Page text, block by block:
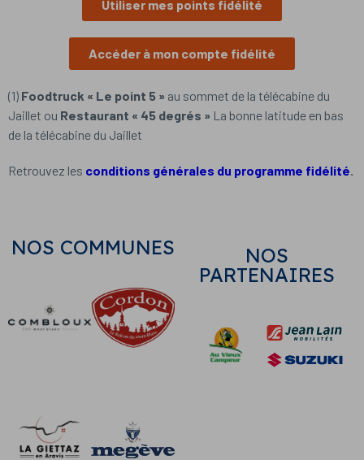
Utiliser mes points fidélité
Accéder à mon compte fidélité
(1) Foodtruck « Le point 5 » au sommet de la télécabine du
Jaillet ou Restaurant « 45 degrés » La bonne latitude en bas
de la télécabine du Jaillet
Retrouvez les conditions générales du programme fidélité.
NOS COMMUNES
NOS
PARTENAIRES